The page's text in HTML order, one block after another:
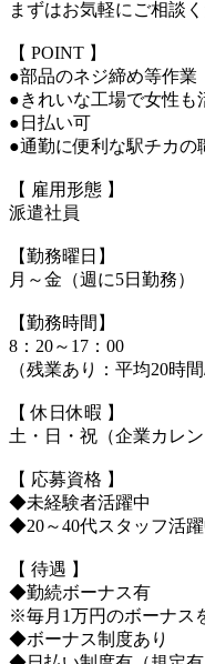
まずはお気軽にご相談
【 POINT 】
●部品のネジ締め等作業
●きれいな工場で女性も
●日払い可
●通勤に便利な駅チカの
【 雇用形態 】
派遣社員
【勤務曜日】
月～金（週に5日勤務）
【勤務時間】
8：20～17：00
（残業あり：平均20時間
【 休日休暇 】
土・日・祝（企業カレン
【 応募資格 】
◆未経験者活躍中
◆20～40代スタッフ活躍
【 待遇 】
◆勤続ボーナス有
※毎月1万円のボーナス
◆ボーナス制度あり